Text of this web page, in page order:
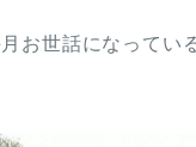
お世話になってい